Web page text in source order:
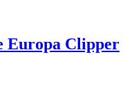
Europa Clipper